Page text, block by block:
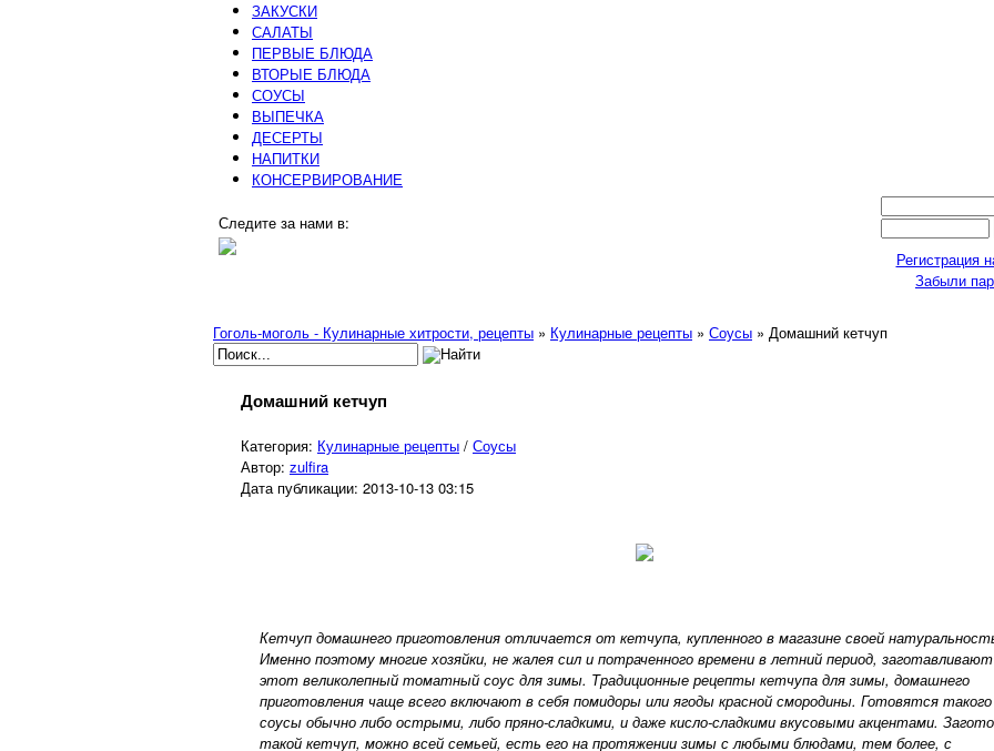
ЗАКУСКИ
САЛАТЫ
ПЕРВЫЕ БЛЮДА
ВТОРЫЕ БЛЮДА
СОУСЫ
ВЫПЕЧКА
ДЕСЕРТЫ
НАПИТКИ
КОНСЕРВИРОВАНИЕ
Следите за нами в:
Регистрация
Забыли
Гоголь-моголь - Кулинарные хитрости, рецепты » Кулинарные рецепты » Соусы » Домашний кетчуп
Домашний кетчуп
Категория: Кулинарные рецепты / Соусы
Автор: zulfira
Дата публикации: 2013-10-13 03:15
Кетчуп домашнего приготовления отличается от кетчупа, купленного в магазине своей
Именно поэтому многие хозяйки, не жалея сил и потраченного времени в летний период, заготавливают
этот великолепный томатный соус для зимы. Традиционные рецепты кетчупа для зимы, домашнего
приготовления чаще всего включают в себя помидоры или ягоды красной смородины. Готовятся
соусы обычно либо острыми, либо пряно-сладкими, и даже кисло-сладкими вкусовыми акцентами.
такой кетчуп, можно всей семьей, есть его на протяжении зимы с любыми блюдами, тем более, с